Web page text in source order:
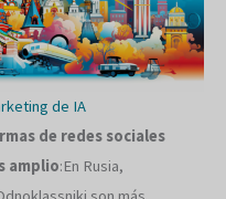
de IA
de redes sociales
amplio:En Rusia,